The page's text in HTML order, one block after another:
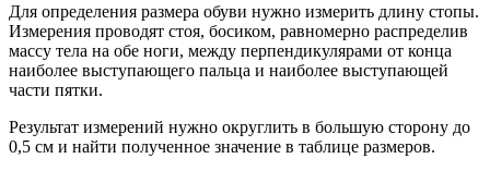
Для определения размера обуви нужно измерить длину стопы.
Измерения проводят стоя, босиком, равномерно распределив
массу тела на обе ноги, между перпендикулярами от конца
наиболее выступающего пальца и наиболее выступающей
части пятки.
Результат измерений нужно округлить в большую сторону до
0,5 см и найти полученное значение в таблице размеров.